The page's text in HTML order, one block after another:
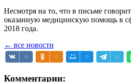
Несмотря на то, что в письме
оказанную медицинскую помощь в
2018 года.
← все новости
Комментарии: